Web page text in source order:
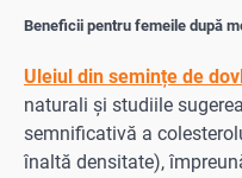
Beneficii pentru femeile după
Uleiul din semințe de
naturali și studiile
semnificativă a
înaltă densitate),